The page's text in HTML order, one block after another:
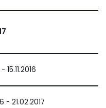
15.11.2016
- 21.02.2017